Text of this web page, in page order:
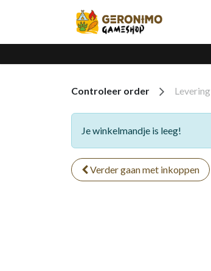
Controleer order Levering
Je winkelmandje is leeg!
Verder gaan met inkoppen